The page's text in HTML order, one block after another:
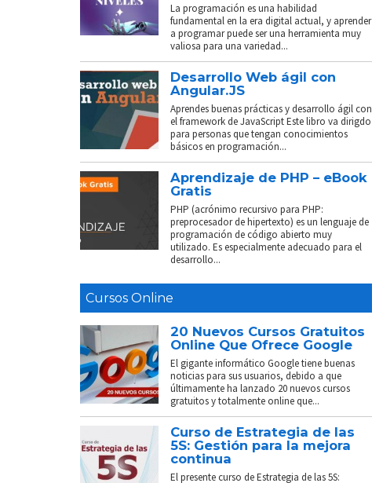
La programación es una habilidad
fundamental en la era digital actual, y aprender
a programar puede ser una herramienta muy
valiosa para una variedad...
Desarrollo Web ágil con
Angular.JS
Aprendes buenas prácticas y desarrollo ágil con
el framework de JavaScript Este libro va dirigdo
para personas que tengan conocimientos
básicos en programación...
Aprendizaje de PHP – eBook
Gratis
PHP (acrónimo recursivo para PHP:
preprocesador de hipertexto) es un lenguaje de
programación de código abierto muy
utilizado. Es especialmente adecuado para el
desarrollo...
Cursos Online
20 Nuevos Cursos Gratuitos
Online Que Ofrece Google
El gigante informático Google tiene buenas
noticias para sus usuarios, debido a que
últimamente ha lanzado 20 nuevos cursos
gratuitos y totalmente online que...
Curso de Estrategia de las
5S: Gestión para la mejora
continua
El presente curso de Estrategia de las 5S: